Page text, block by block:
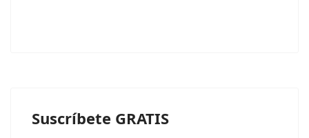
Suscríbete GRATIS